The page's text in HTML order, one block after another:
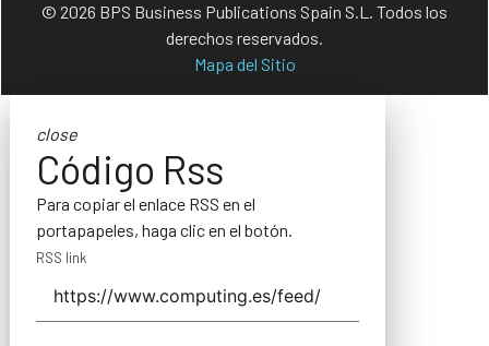
© 2026 BPS Business Publications Spain S.L. Todos los
derechos reservados.
Mapa del Sitio
close
Código Rss
Para copiar el enlace RSS en el
portapapeles, haga clic en el botón.
RSS link